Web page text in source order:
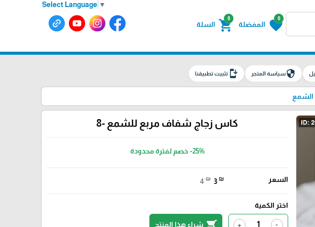
Select Language ▼
0
favorite المفضلة
0
shopping_cart السلة
securityسياسة المتجر install_mobileتثبيت تطبيقنا
الشمع
كاس زجاج شفاف مربع للشمع -8
-25% خصم لفترة محدودة
السعر 4 ₪ 3 ₪
اختر الكمية
-
+ شراء هذا المنتج